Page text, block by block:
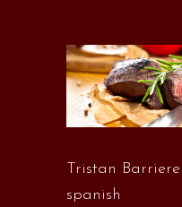
Tristan Barriere
spanish